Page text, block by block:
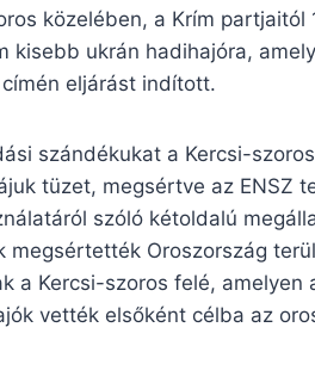
közelében, a Krím partjaitól
ukrán hadihajóra,
eljárást indított.
szándékukat a Kercsi-
tüzet, megsértve az ENSZ
szóló kétoldalú
Oroszország
a Kercsi-szoros felé, amelyen
vették elsőként célba az